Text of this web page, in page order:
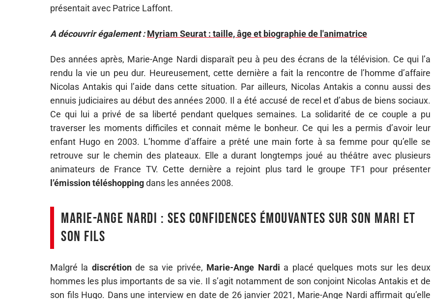
présentait avec Patrice Laffont.
A découvrir également : Myriam Seurat : taille, âge et biographie de l'animatrice
Des années après, Marie-Ange Nardi disparaît peu à peu des écrans de la télévision. Ce qui l’a
rendu la vie un peu dur. Heureusement, cette dernière a fait la rencontre de l’homme d’affaire
Nicolas Antakis qui l’aide dans cette situation. Par ailleurs, Nicolas Antakis a connu aussi des
ennuis judiciaires au début des années 2000. Il a été accusé de recel et d’abus de biens sociaux.
Ce qui lui a privé de sa liberté pendant quelques semaines. La solidarité de ce couple a pu
traverser les moments difficiles et connait même le bonheur. Ce qui les a permis d’avoir leur
enfant Hugo en 2003. L’homme d’affaire a prêté une main forte à sa femme pour qu’elle se
retrouve sur le chemin des plateaux. Elle a durant longtemps joué au théâtre avec plusieurs
animateurs de France TV. Cette dernière a rejoint plus tard le groupe TF1 pour présenter
l’émission téléshoppingdans les années 2008.
Marie-Ange Nardi : ses confidences émouvantes sur son mari et
son fils
Malgré la discrétionde sa vie privée, Marie-Ange Nardi a placé quelques mots sur les deux
hommes les plus importants de sa vie. Il s’agit notamment de son conjoint Nicolas Antakis et de
son fils Hugo. Dans une interview en date de 26 janvier 2021, Marie-Ange Nardi affirmait qu’elle